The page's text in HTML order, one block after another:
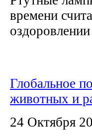
времени
Глобальное
животных и
24 Октября